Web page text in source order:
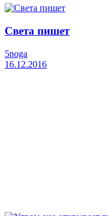
Света пишет
5noga
16.12.2016